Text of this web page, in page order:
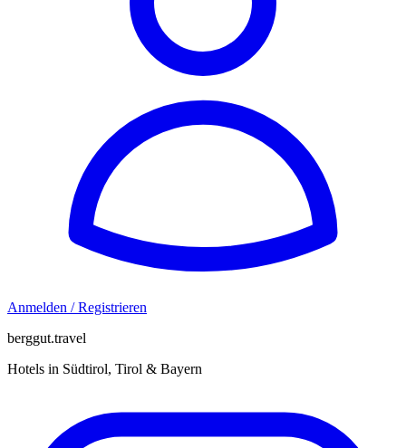
Anmelden / Registrieren
berggut.travel
Hotels in Südtirol, Tirol & Bayern